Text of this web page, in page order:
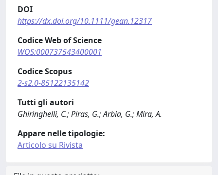
DOI
https://dx.doi.org/10.1111/gean.12317
Codice Web of Science
WOS:000737543400001
Codice Scopus
2-s2.0-85122135142
Tutti gli autori
Ghiringhelli, C.; Piras, G.; Arbia, G.; Mira, A.
Appare nelle tipologie:
Articolo su Rivista